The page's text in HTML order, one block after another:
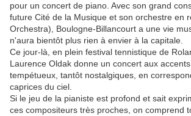
pour un concert de piano. Avec son grand
future Cité de la Musique et son orchestre en
Orchestra), Boulogne-Billancourt a une vie
n'aura bientôt plus rien à envier à la capitale.
Ce jour-là, en plein festival tennistique de
Laurence Oldak donne un concert aux
tempétueux, tantôt nostalgiques, en
caprices du ciel.
Si le jeu de la pianiste est profond et sait
ces compositeurs très proches, on comprend